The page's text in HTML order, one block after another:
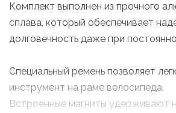
Комплект выполнен из прочного
сплава, который обеспечивает
долговечность даже при
Специальный ремень позволяет
инструмент на раме велосипеда.
Встроенные магниты удерживают